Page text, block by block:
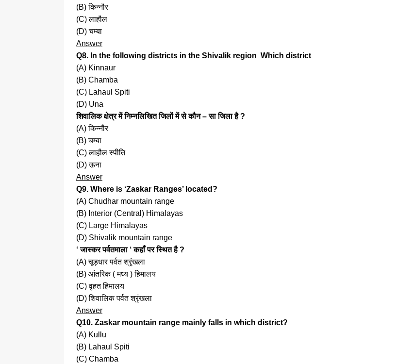
(B) किन्नौर
(C) लाहौल
(D) चम्बा
Answer
Q8. In the following districts in the Shivalik region Which district
(A) Kinnaur
(B) Chamba
(C) Lahaul Spiti
(D) Una
शिवालिक क्षेत्र में निम्नलिखित जिलों में से कौन – सा जिला है ?
(A) किन्नौर
(B) चम्बा
(C) लाहौल स्पीति
(D) ऊना
Answer
Q9. Where is ‘Zaskar Ranges’ located?
(A) Chudhar mountain range
(B) Interior (Central) Himalayas
(C) Large Himalayas
(D) Shivalik mountain range
‘ जास्कर पर्वतमाला ‘ कहाँ पर स्थित है ?
(A) चूड़धार पर्वत श्रृंखला
(B) आंतरिक ( मध्य ) हिमालय
(C) वृहत हिमालय
(D) शिवालिक पर्वत श्रृंखला
Answer
Q10. Zaskar mountain range mainly falls in which district?
(A) Kullu
(B) Lahaul Spiti
(C) Chamba